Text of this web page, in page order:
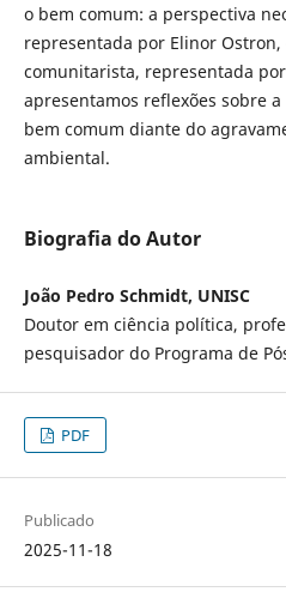
o bem comum: a perspectiva
representada por Elinor Ostron,
comunitarista, representada
apresentamos reflexões sobre
bem comum diante do
ambiental.
Biografia do Autor
João Pedro Schmidt, UNISC
Doutor em ciência política,
pesquisador do Programa de
PDF
Publicado
2025-11-18